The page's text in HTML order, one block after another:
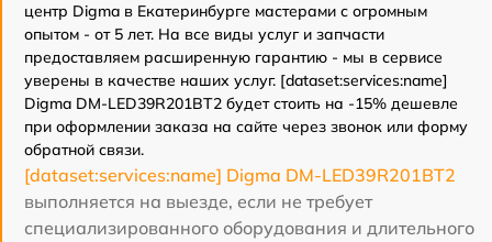
центр Digma в Екатеринбурге мастерами с огромным
опытом - от 5 лет. На все виды услуг и запчасти
предоставляем расширенную гарантию - мы в сервисе
уверены в качестве наших услуг. [dataset:services:name]
Digma DM-LED39R201BT2 будет стоить на -15% дешевле
при оформлении заказа на сайте через звонок или форму
обратной связи.
[dataset:services:name] Digma DM-LED39R201BT2
выполняется на выезде, если не требует
специализированного оборудования и длительного